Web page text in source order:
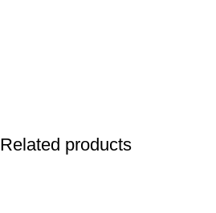
Related products